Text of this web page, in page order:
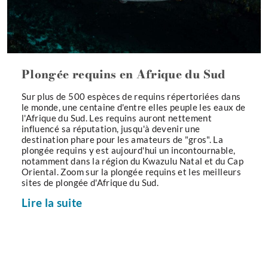
Plongée requins en Afrique du Sud
Sur plus de 500 espèces de requins répertoriées dans
le monde, une centaine d'entre elles peuple les eaux de
l'Afrique du Sud. Les requins auront nettement
influencé sa réputation, jusqu'à devenir une
destination phare pour les amateurs de "gros". La
plongée requins y est aujourd'hui un incontournable,
notamment dans la région du Kwazulu Natal et du Cap
Oriental. Zoom sur la plongée requins et les meilleurs
sites de plongée d'Afrique du Sud.
Lire la suite